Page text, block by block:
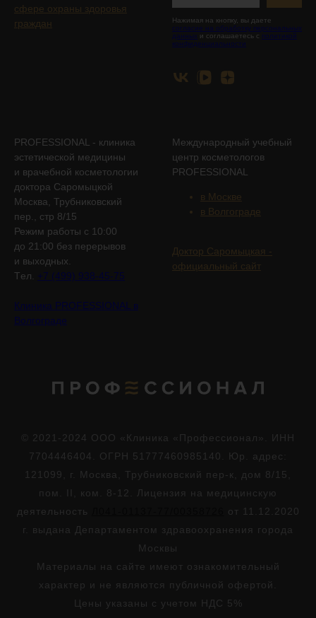
сфере охраны здоровья
граждан
Нажимая на кнопку, вы даете
согласие на обработку персональных
данных и соглашаетесь с политикой
конфиденциальности
PROFESSIONAL - клиника
эстетической медицины
и врачебной косметологии
доктора Саромыцкой
Москва, Трубниковский
пер., стр 8/15
Режим работы с 10:00
до 21:00 без перерывов
и выходных.
Tел. +7 (499) 938-45-75
Клиника PROFESSIONAL в
Волгограде
Международный учебный
центр косметологов
PROFESSIONAL
в Москве
в Волгограде
Доктор Саромыцкая -
официальный сайт
© 2021-2024 ООО «Клиника «Профессионал». ИНН
7704446404. ОГРН 51777460985140. Юр. адрес:
121099, г. Москва, Трубниковский пер-к, дом 8/15,
пом. II, ком. 8-12. Лицензия на медицинскую
деятельность
от 11.12.2020
г. выдана Департаментом здравоохранения города
Москвы
Материалы на сайте имеют ознакомительный
характер и не являются публичной офертой.
Цены указаны с учетом НДС 5%